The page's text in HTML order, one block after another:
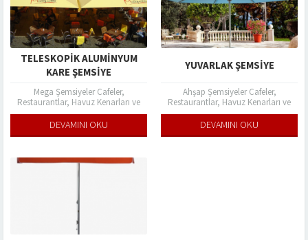
TELESKOPIK ALUMINYUM
KARE ŞEMSIYE
Mega Şemsiyeler Cafeler,
Restaurantlar, Havuz Kenarları ve
Bahçelerde güneş ışınları ve yağmur
damlaları gibi dış etkenlerle aranıza
girerek sizleri ve...
DEVAMINI OKU
YUVARLAK ŞEMSIYE
Ahşap Şemsiyeler Cafeler,
Restaurantlar, Havuz Kenarları ve
Bahçelerde güneş ışınları ve yağmur
damlaları gibi dış etkenlerle aranıza
girerek sizleri ve...
DEVAMINI OKU